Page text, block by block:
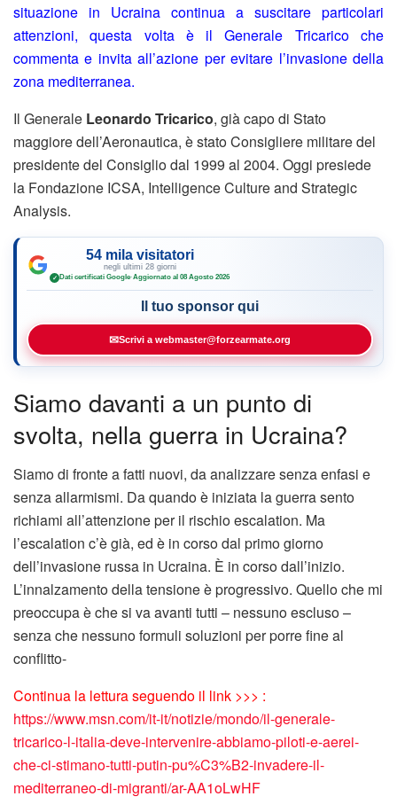
situazione in Ucraina continua a suscitare particolari
attenzioni, questa volta è il Generale Tricarico che
commenta e invita all’azione per evitare l’invasione della
zona mediterranea.
Il Generale Leonardo Tricarico, già capo di Stato
maggiore dell’Aeronautica, è stato Consigliere militare del
presidente del Consiglio dal 1999 al 2004. Oggi presiede
la Fondazione ICSA, Intelligence Culture and Strategic
Analysis.
54 mila visitatori
negli ultimi 28 giorni
✓ Dati certificati Google·Aggiornato al 08 Agosto 2026
Il tuo sponsor qui
✉Scrivi a webmaster@forzearmate.org
Siamo davanti a un punto di
svolta, nella guerra in Ucraina?
Siamo di fronte a fatti nuovi, da analizzare senza enfasi e
senza allarmismi. Da quando è iniziata la guerra sento
richiami all’attenzione per il rischio escalation. Ma
l’escalation c’è già, ed è in corso dal primo giorno
dell’invasione russa in Ucraina. È in corso dall’inizio.
L’innalzamento della tensione è progressivo. Quello che mi
preoccupa è che si va avanti tutti – nessuno escluso –
senza che nessuno formuli soluzioni per porre fine al
conflitto-
Continua la lettura seguendo il link >>> :
https://www.msn.com/it-it/notizie/mondo/il-generale-
tricarico-l-italia-deve-intervenire-abbiamo-piloti-e-aerei-
che-ci-stimano-tutti-putin-pu%C3%B2-invadere-il-
mediterraneo-di-migranti/ar-AA1oLwHF